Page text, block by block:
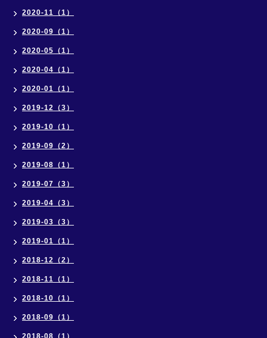
2020-11（1）
2020-09（1）
2020-05（1）
2020-04（1）
2020-01（1）
2019-12（3）
2019-10（1）
2019-09（2）
2019-08（1）
2019-07（3）
2019-04（3）
2019-03（3）
2019-01（1）
2018-12（2）
2018-11（1）
2018-10（1）
2018-09（1）
2018-08（1）